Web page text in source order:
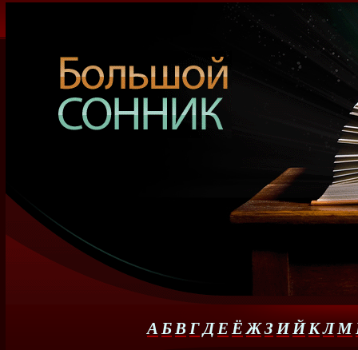
А БВГДЕ Ё ЖЗ ИЙКЛМ